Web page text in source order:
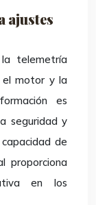
ajustes
telemetría
el motor y la
es
seguridad y
de
proporciona
en los